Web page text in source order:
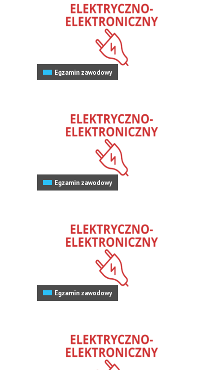
Egzamin zawodowy
Egzamin zawodowy
Egzamin zawodowy